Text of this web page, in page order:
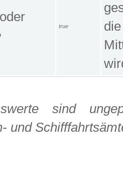
oder
true
sind
und